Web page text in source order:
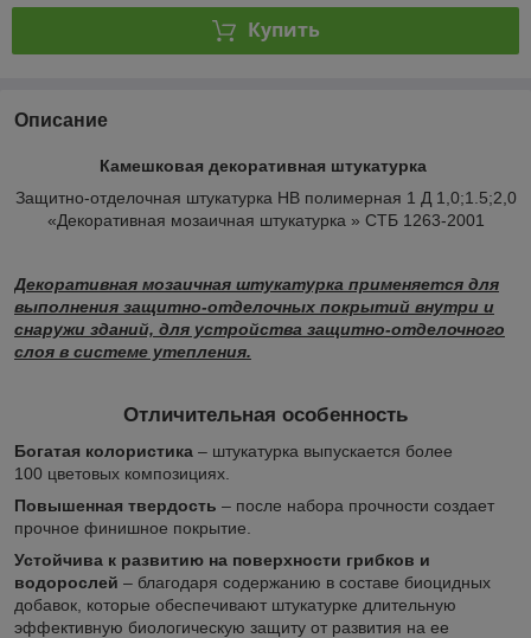
Купить
Описание
Камешковая декоративная штукатурка
Защитно-отделочная штукатурка НВ полимерная 1 Д 1,0;1.5;2,0
«Декоративная мозаичная штукатурка » СТБ 1263-2001
Декоративная мозаичная штукатурка применяется для
выполнения защитно-отделочных покрытий внутри и
снаружи зданий, для устройства защитно-отделочного
слоя в системе утепления.
Отличительная особенность
Богатая колористика – штукатурка выпускается более
100 цветовых композициях.
Повышенная твердость – после набора прочности создает
прочное финишное покрытие.
Устойчива к развитию на поверхности грибков и
водорослей – благодаря содержанию в составе биоцидных
добавок, которые обеспечивают штукатурке длительную
эффективную биологическую защиту от развития на ее